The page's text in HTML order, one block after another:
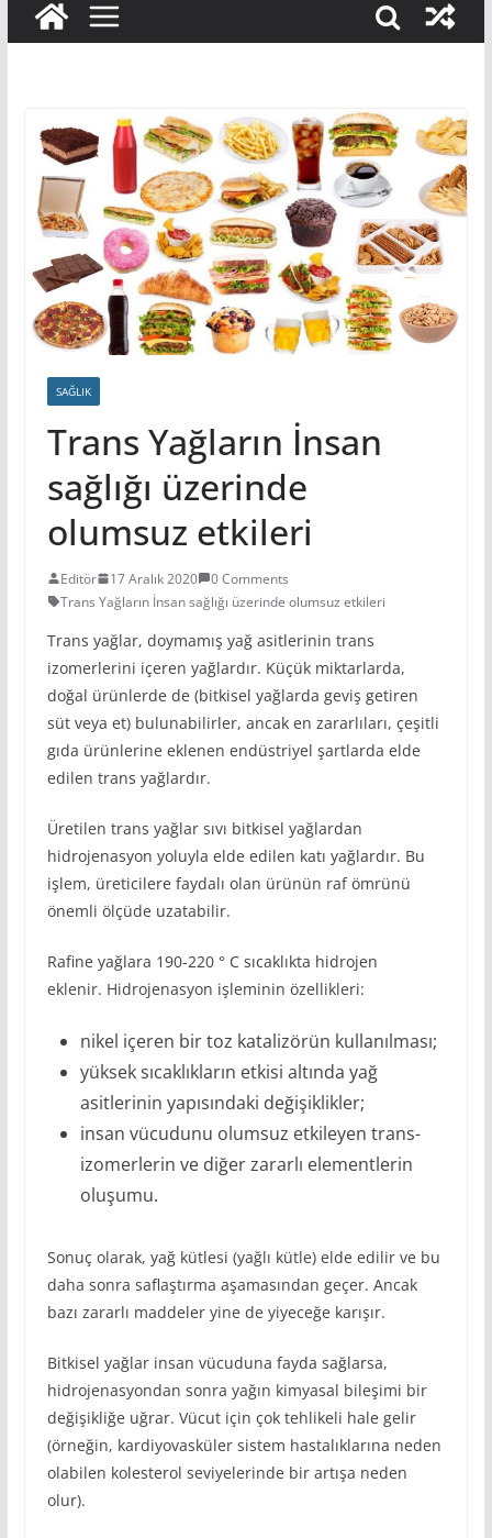
SAĞLIK
Trans Yağların İnsan
sağlığı üzerinde
olumsuz etkileri
Editör 17 Aralık 2020
0 Comments
Trans Yağların İnsan sağlığı üzerinde olumsuz etkileri
Trans yağlar, doymamış yağ asitlerinin trans
izomerlerini içeren yağlardır. Küçük miktarlarda,
doğal ürünlerde de (bitkisel yağlarda geviş getiren
süt veya et) bulunabilirler, ancak en zararlıları, çeşitli
gıda ürünlerine eklenen endüstriyel şartlarda elde
edilen trans yağlardır.
Üretilen trans yağlar sıvı bitkisel yağlardan
hidrojenasyon yoluyla elde edilen katı yağlardır. Bu
işlem, üreticilere faydalı olan ürünün raf ömrünü
önemli ölçüde uzatabilir.
Rafine yağlara 190-220 ° C sıcaklıkta hidrojen
eklenir. Hidrojenasyon işleminin özellikleri:
nikel içeren bir toz katalizörün kullanılması;
yüksek sıcaklıkların etkisi altında yağ
asitlerinin yapısındaki değişiklikler;
insan vücudunu olumsuz etkileyen trans-
izomerlerin ve diğer zararlı elementlerin
oluşumu.
Sonuç olarak, yağ kütlesi (yağlı kütle) elde edilir ve bu
daha sonra saflaştırma aşamasından geçer. Ancak
bazı zararlı maddeler yine de yiyeceğe karışır.
Bitkisel yağlar insan vücuduna fayda sağlarsa,
hidrojenasyondan sonra yağın kimyasal bileşimi bir
değişikliğe uğrar. Vücut için çok tehlikeli hale gelir
(örneğin, kardiyovasküler sistem hastalıklarına neden
olabilen kolesterol seviyelerinde bir artışa neden
olur).